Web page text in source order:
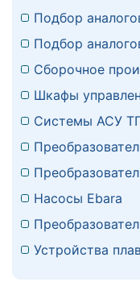
Подбор
Подбор
Сборочное
Шкафы
Системы АСУ
Насосы Ebara
Устройства